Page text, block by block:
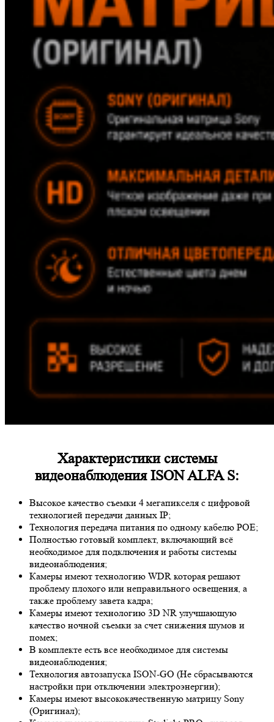
Характеристики системы
видеонаблюдения ISON ALFA S:
Высокое качество съемки 4 мегапикселя с цифровой
технологией передачи данных IP;
Технология передача питания по одному кабелю POE;
Полностью готовый комплект, включающий всё
необходимое для подключения и работы системы
видеонаблюдения;
Камеры имеют технологию WDR которая решают
проблему плохого или неправильного освещения, а
также проблему завета кадра;
Камеры имеют технологию 3D NR улучшающую
качество ночной съемки за счет снижения шумов и
помех;
В комплекте есть все необходимое для системы
видеонаблюдения;
Технология автозапуска ISON-GO (Не сбрасываются
настройки при отключении электроэнергии);
Камеры имеют высококачественную матрицу Sony
(Оригинал);